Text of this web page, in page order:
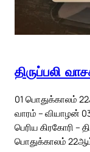
திருப்பலி
01 பொதுக்காலம்
வாரம் – வியாழன்
பெரிய கிரகோரி –
பொதுக்காலம்